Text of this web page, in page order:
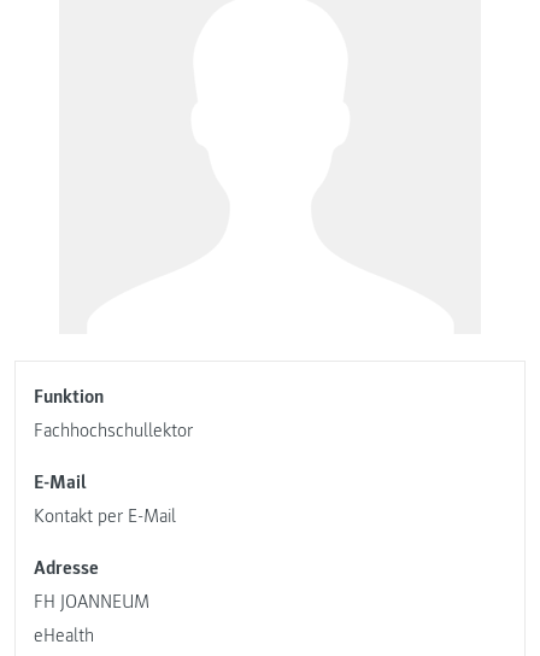
Funktion
Fachhochschullektor
E-Mail
Kontakt per E-Mail
Adresse
FH JOANNEUM
eHealth